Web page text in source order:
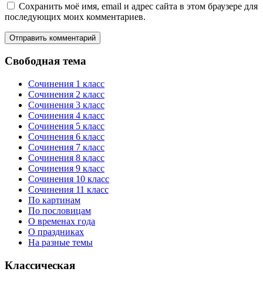
Сохранить моё имя, email и адрес сайта в этом браузере для
последующих моих комментариев.
Свободная тема
Сочинения 1 класс
Сочинения 2 класс
Сочинения 3 класс
Сочинения 4 класс
Сочинения 5 класс
Сочинения 6 класс
Сочинения 7 класс
Сочинения 8 класс
Сочинения 9 класс
Сочинения 10 класс
Сочинения 11 класс
По картинам
По пословицам
О временах года
О праздниках
На разные темы
Классическая